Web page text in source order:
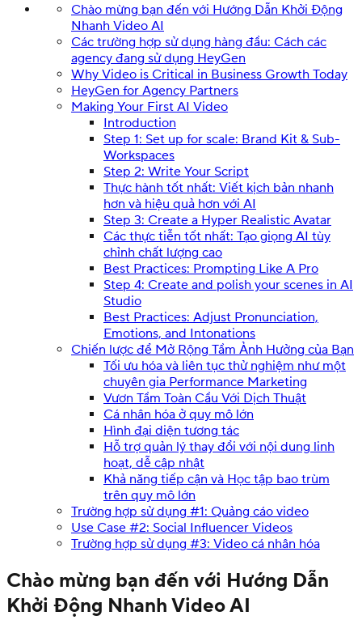
Chào mừng bạn đến với Hướng Dẫn Khởi Động
Nhanh Video AI
Các trường hợp sử dụng hàng đầu: Cách các
agency đang sử dụng HeyGen
Why Video is Critical in Business Growth Today
HeyGen for Agency Partners
Making Your First AI Video
Introduction
Step 1: Set up for scale: Brand Kit & Sub-
Workspaces
Step 2: Write Your Script
Thực hành tốt nhất: Viết kịch bản nhanh
hơn và hiệu quả hơn với AI
Step 3: Create a Hyper Realistic Avatar
Các thực tiễn tốt nhất: Tạo giọng AI tùy
chỉnh chất lượng cao
Best Practices: Prompting Like A Pro
Step 4: Create and polish your scenes in AI
Studio
Best Practices: Adjust Pronunciation,
Emotions, and Intonations
Chiến lược để Mở Rộng Tầm Ảnh Hưởng của Bạn
Tối ưu hóa và liên tục thử nghiệm như một
chuyên gia Performance Marketing
Vươn Tầm Toàn Cầu Với Dịch Thuật
Cá nhân hóa ở quy mô lớn
Hình đại diện tương tác
Hỗ trợ quản lý thay đổi với nội dung linh
hoạt, dễ cập nhật
Khả năng tiếp cận và Học tập bao trùm
trên quy mô lớn
Trường hợp sử dụng #1: Quảng cáo video
Use Case #2: Social Influencer Videos
Trường hợp sử dụng #3: Video cá nhân hóa
Chào mừng bạn đến với Hướng Dẫn
Khởi Động Nhanh Video AI